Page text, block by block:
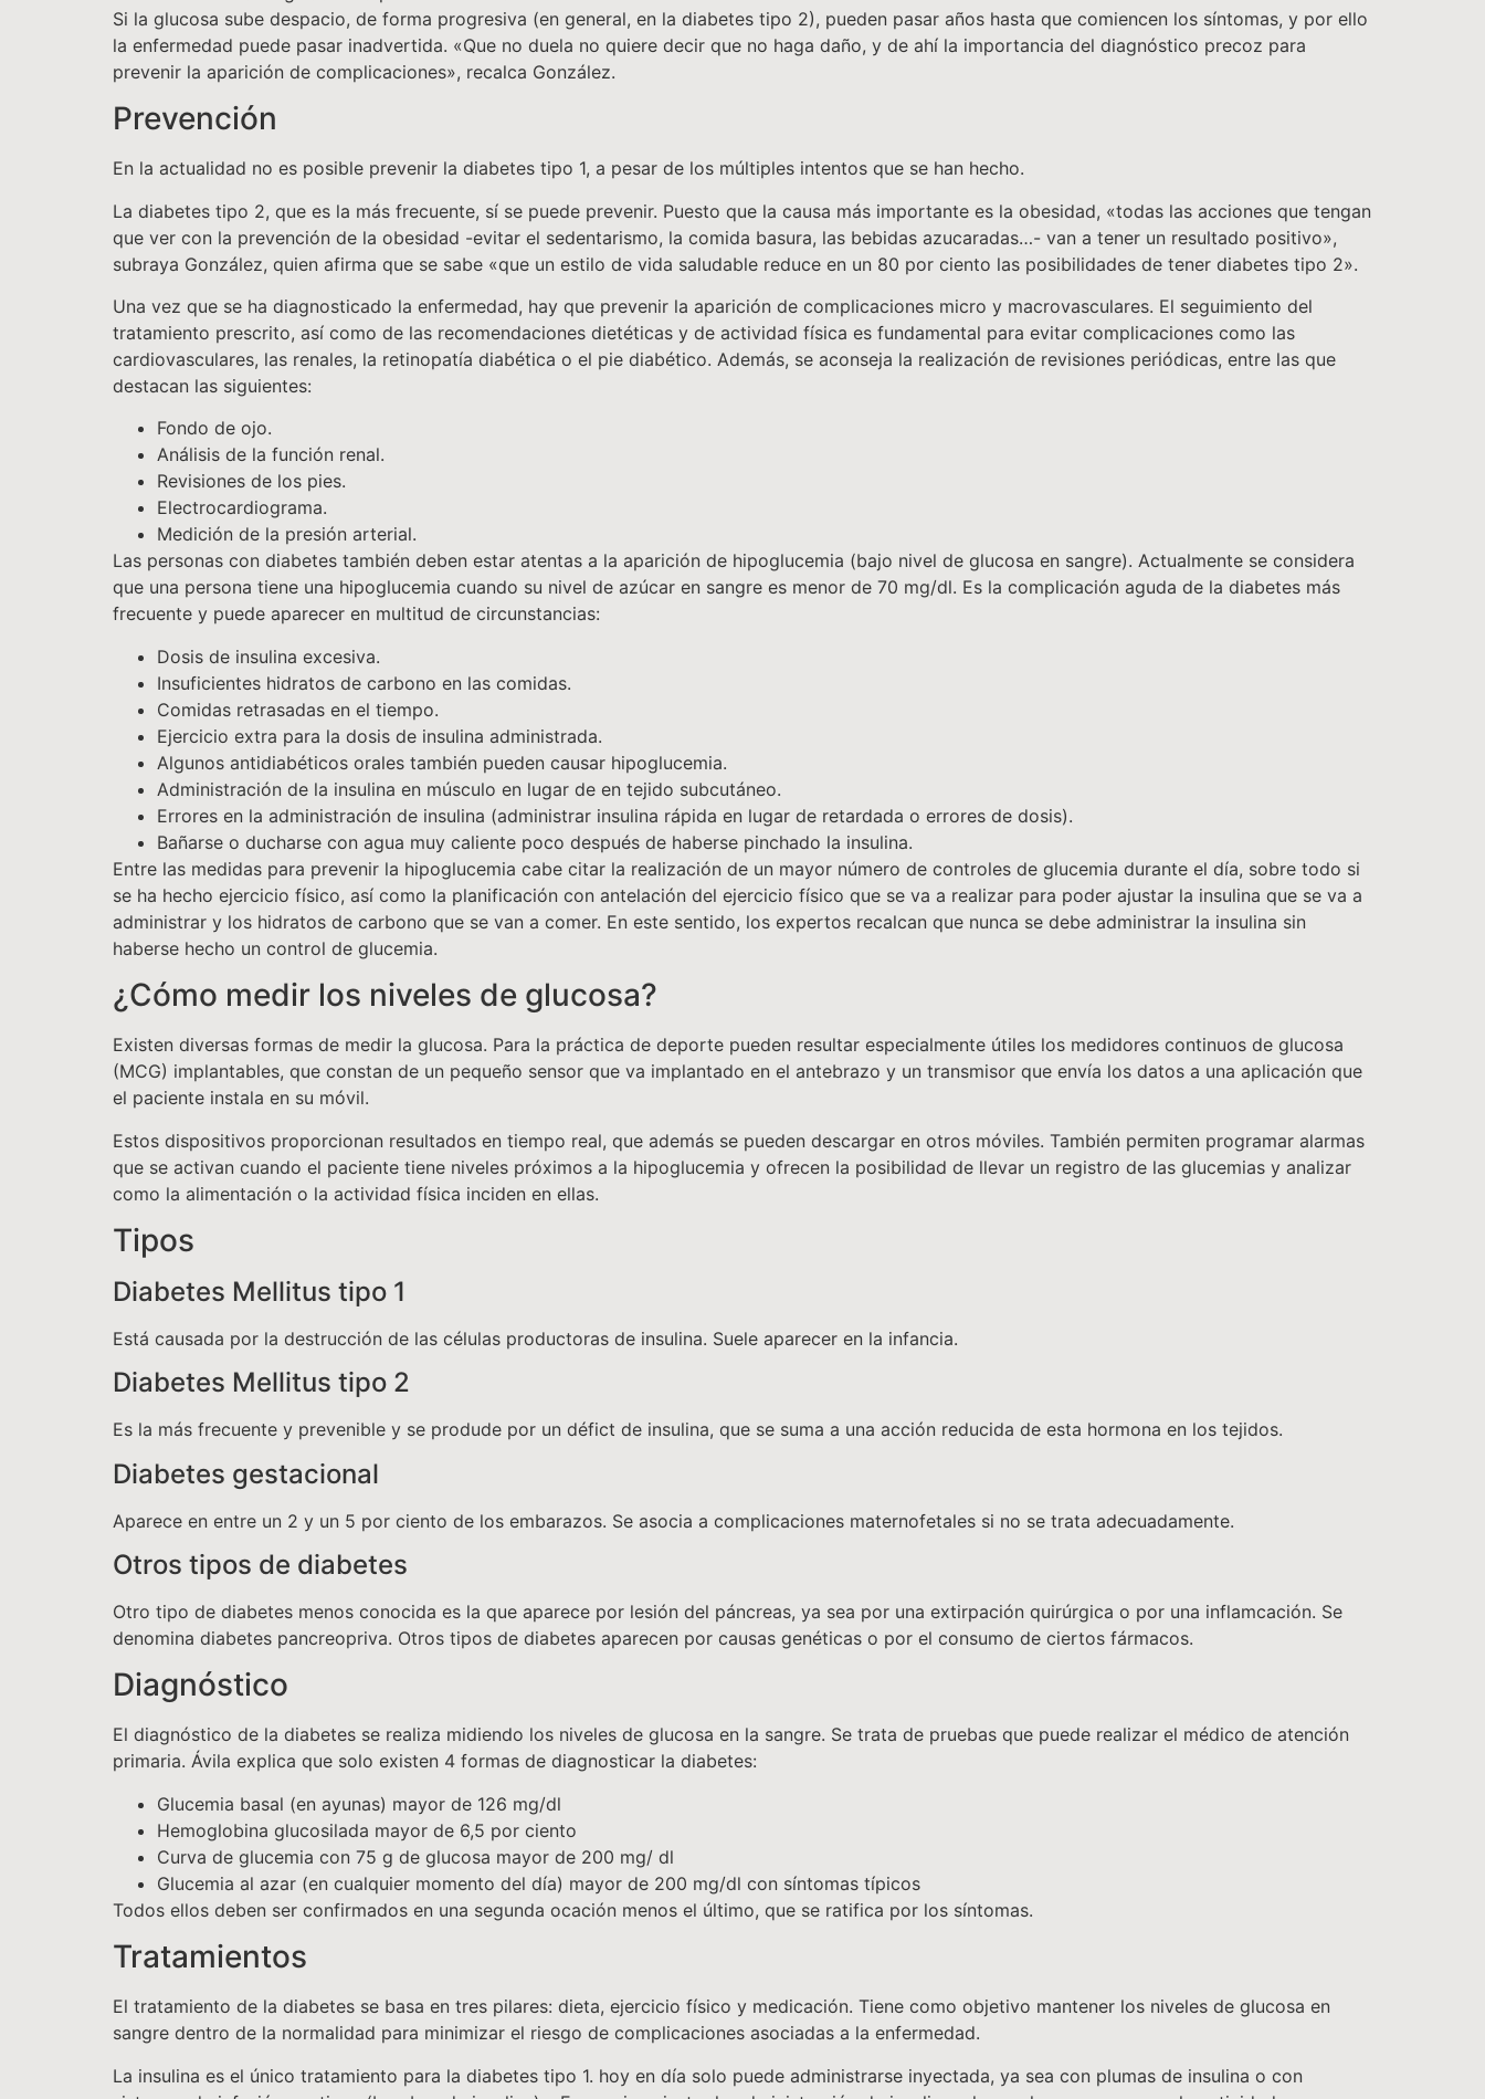
Si la glucosa sube despacio, de forma progresiva (en general, en la diabetes tipo 2), pueden pasar años hasta que comiencen los síntomas, y por ello
la enfermedad puede pasar inadvertida. «Que no duela no quiere decir que no haga daño, y de ahí la importancia del diagnóstico precoz para
prevenir la aparición de complicaciones», recalca González.
Prevención
En la actualidad no es posible prevenir la diabetes tipo 1, a pesar de los múltiples intentos que se han hecho.
La diabetes tipo 2, que es la más frecuente, sí se puede prevenir. Puesto que la causa más importante es la obesidad, «todas las acciones que tengan
que ver con la prevención de la obesidad -evitar el sedentarismo, la comida basura, las bebidas azucaradas…- van a tener un resultado positivo»,
subraya González, quien afirma que se sabe «que un estilo de vida saludable reduce en un 80 por ciento las posibilidades de tener diabetes tipo 2».
Una vez que se ha diagnosticado la enfermedad, hay que prevenir la aparición de complicaciones micro y macrovasculares. El seguimiento del
tratamiento prescrito, así como de las recomendaciones dietéticas y de actividad física es fundamental para evitar complicaciones como las
cardiovasculares, las renales, la retinopatía diabética o el pie diabético. Además, se aconseja la realización de revisiones periódicas, entre las que
destacan las siguientes:
Fondo de ojo.
Análisis de la función renal.
Revisiones de los pies.
Electrocardiograma.
Medición de la presión arterial.
Las personas con diabetes también deben estar atentas a la aparición de hipoglucemia (bajo nivel de glucosa en sangre). Actualmente se considera
que una persona tiene una hipoglucemia cuando su nivel de azúcar en sangre es menor de 70 mg/dl. Es la complicación aguda de la diabetes más
frecuente y puede aparecer en multitud de circunstancias:
Dosis de insulina excesiva.
Insuficientes hidratos de carbono en las comidas.
Comidas retrasadas en el tiempo.
Ejercicio extra para la dosis de insulina administrada.
Algunos antidiabéticos orales también pueden causar hipoglucemia.
Administración de la insulina en músculo en lugar de en tejido subcutáneo.
Errores en la administración de insulina (administrar insulina rápida en lugar de retardada o errores de dosis).
Bañarse o ducharse con agua muy caliente poco después de haberse pinchado la insulina.
Entre las medidas para prevenir la hipoglucemia cabe citar la realización de un mayor número de controles de glucemia durante el día, sobre todo si
se ha hecho ejercicio físico, así como la planificación con antelación del ejercicio físico que se va a realizar para poder ajustar la insulina que se va a
administrar y los hidratos de carbono que se van a comer. En este sentido, los expertos recalcan que nunca se debe administrar la insulina sin
haberse hecho un control de glucemia.
¿Cómo medir los niveles de glucosa?
Existen diversas formas de medir la glucosa. Para la práctica de deporte pueden resultar especialmente útiles los medidores continuos de glucosa
(MCG) implantables, que constan de un pequeño sensor que va implantado en el antebrazo y un transmisor que envía los datos a una aplicación que
el paciente instala en su móvil.
Estos dispositivos proporcionan resultados en tiempo real, que además se pueden descargar en otros móviles. También permiten programar alarmas
que se activan cuando el paciente tiene niveles próximos a la hipoglucemia y ofrecen la posibilidad de llevar un registro de las glucemias y analizar
como la alimentación o la actividad física inciden en ellas.
Tipos
Diabetes Mellitus tipo 1
Está causada por la destrucción de las células productoras de insulina. Suele aparecer en la infancia.
Diabetes Mellitus tipo 2
Es la más frecuente y prevenible y se produde por un défict de insulina, que se suma a una acción reducida de esta hormona en los tejidos.
Diabetes gestacional
Aparece en entre un 2 y un 5 por ciento de los embarazos. Se asocia a complicaciones maternofetales si no se trata adecuadamente.
Otros tipos de diabetes
Otro tipo de diabetes menos conocida es la que aparece por lesión del páncreas, ya sea por una extirpación quirúrgica o por una inflamcación. Se
denomina diabetes pancreopriva. Otros tipos de diabetes aparecen por causas genéticas o por el consumo de ciertos fármacos.
Diagnóstico
El diagnóstico de la diabetes se realiza midiendo los niveles de glucosa en la sangre. Se trata de pruebas que puede realizar el médico de atención
primaria. Ávila explica que solo existen 4 formas de diagnosticar la diabetes:
Glucemia basal (en ayunas) mayor de 126 mg/dl
Hemoglobina glucosilada mayor de 6,5 por ciento
Curva de glucemia con 75 g de glucosa mayor de 200 mg/ dl
Glucemia al azar (en cualquier momento del día) mayor de 200 mg/dl con síntomas típicos
Todos ellos deben ser confirmados en una segunda ocación menos el último, que se ratifica por los síntomas.
Tratamientos
El tratamiento de la diabetes se basa en tres pilares: dieta, ejercicio físico y medicación. Tiene como objetivo mantener los niveles de glucosa en
sangre dentro de la normalidad para minimizar el riesgo de complicaciones asociadas a la enfermedad.
La insulina es el único tratamiento para la diabetes tipo 1. hoy en día solo puede administrarse inyectada, ya sea con plumas de insulina o con